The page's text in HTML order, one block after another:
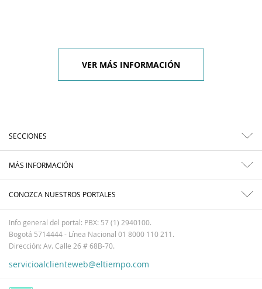
VER MÁS INFORMACIÓN
SECCIONES
MÁS INFORMACIÓN
CONOZCA NUESTROS PORTALES
Info general del portal: PBX: 57 (1) 2940100.
Bogotá 5714444 - Línea Nacional 01 8000 110 211.
Dirección: Av. Calle 26 # 68B-70.
servicioalclienteweb@eltiempo.com